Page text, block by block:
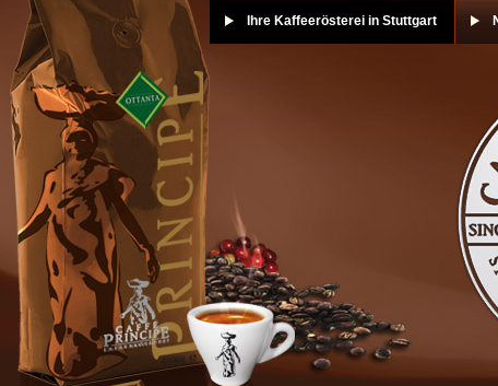
Ihre Kaffeerösterei in Stuttgart